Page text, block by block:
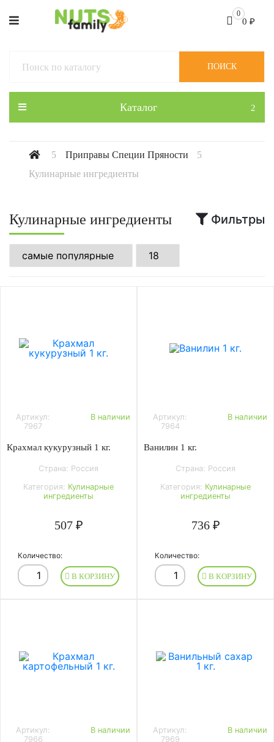
0
0 ₽
Каталог
ПОИСК
Приправы Специи Пряности
Кулинарные ингредиенты
Кулинарные ингредиенты Фильтры
Артикул:
7967
В наличии
Крахмал кукурузный 1 кг.
Страна: Россия
Категория: Кулинарные
ингредиенты
507 ₽
Количество:
В КОРЗИНУ
Артикул:
7964
В наличии
Ванилин 1 кг.
Страна: Россия
Категория: Кулинарные
ингредиенты
736 ₽
Количество:
В КОРЗИНУ
Артикул:
7966
В наличии
Артикул:
7969
В наличии